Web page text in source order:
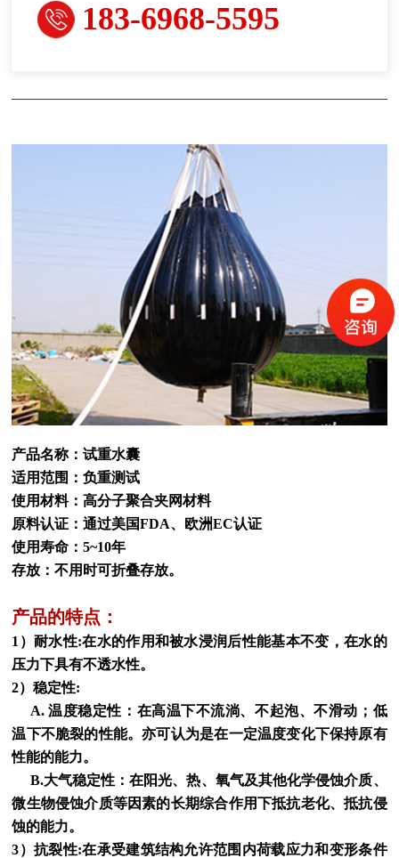
183-6968-5595
产品名称：试重水囊
适用范围：负重测试
使用材料：高分子聚合夹网材料
原料认证：通过美国FDA、欧洲EC认证
使用寿命：5~10年
存放：不用时可折叠存放。
产品的特点：
1）耐水性:在水的作用和被水浸润后性能基本不变，在水的
压力下具有不透水性。
2）稳定性:
A. 温度稳定性：在高温下不流淌、不起泡、不滑动；低
温下不脆裂的性能。亦可认为是在一定温度变化下保持原有
性能的能力。
B.大气稳定性：在阳光、热、氧气及其他化学侵蚀介质、
微生物侵蚀介质等因素的长期综合作用下抵抗老化、抵抗侵
蚀的能力。
3）抗裂性:在承受建筑结构允许范围内荷载应力和变形条件